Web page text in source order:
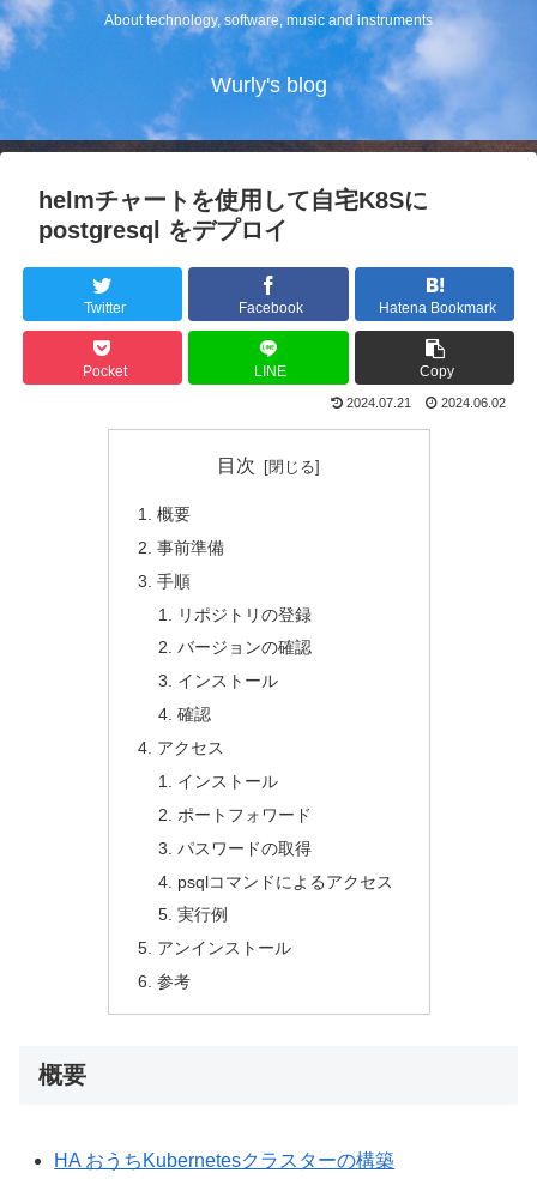
About technology, software, music and instruments
Wurly's blog
helmチャートを使用して自宅K8Sに
postgresql をデプロイ
Twitter Facebook Hatena Bookmark
Pocket LINE Copy
2024.07.21 2024.06.02
目次
概要
事前準備
手順
リポジトリの登録
バージョンの確認
インストール
確認
アクセス
インストール
ポートフォワード
パスワードの取得
psqlコマンドによるアクセス
実行例
アンインストール
参考
概要
HA おうちKubernetesクラスターの構築